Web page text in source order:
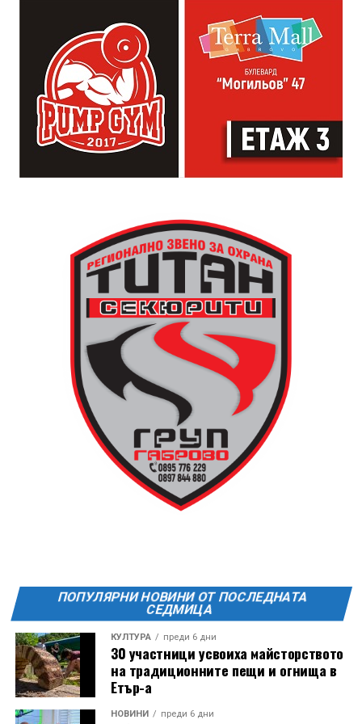
регулира времето. Тя е и форма на справедливост и
именно тя прави едно населено място град“,
коментира Симеонов.
Сто и пет години след построяването на първата
часовникова кула, механизмът ѝ е заменен с нов,
дело на двама тревненски майстори – Генчо Колев и
Христо Василев, през 1883 година. Той работи до
1945 година, когато самата кула е съборена. Нейното
жители, съхранено и предадено по-късно на
дряновския музей.
Години след разрушаването на кулата се заражда
ПОПУЛЯРНИ НОВИНИ ОТ ПОСЛЕДНАТА
СЕДМИЦА
КУЛТУРА преди 6 дни
30 участници усвоиха майсторството
на традиционните пещи и огнища в
Етър-а
НОВИНИ преди 6 дни